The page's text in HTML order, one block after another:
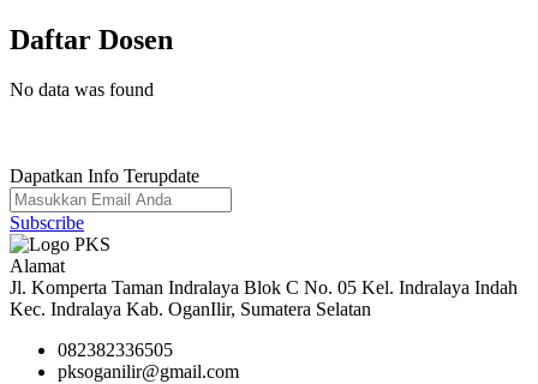
Daftar Dosen
No data was found
Dapatkan Info Terupdate
Subscribe
Alamat
Jl. Komperta Taman Indralaya Blok C No. 05 Kel. Indralaya Indah
Kec. Indralaya Kab. OganIlir, Sumatera Selatan
082382336505
pksoganilir@gmail.com